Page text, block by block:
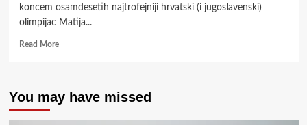
koncem osamdesetih najtrofejniji hrvatski (i jugoslavenski)
olimpijac Matija...
Read MoreRead
–
HEDONISTIČKI
PIVSKI
You may have missed